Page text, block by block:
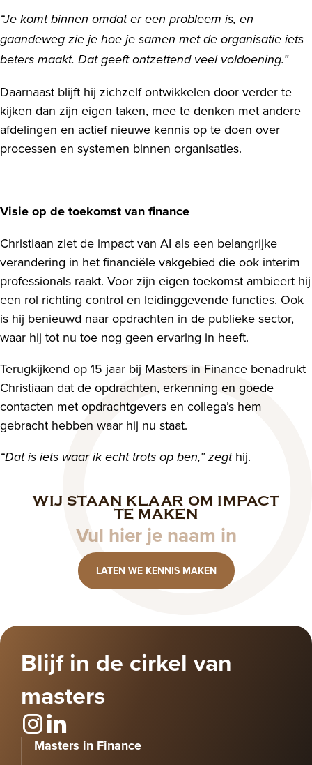
“Je komt binnen omdat er een probleem is, en
gaandeweg zie je hoe je samen met de organisatie iets
beters maakt. Dat geeft ontzettend veel voldoening.”
Daarnaast blijft hij zichzelf ontwikkelen door verder te
kijken dan zijn eigen taken, mee te denken met andere
afdelingen en actief nieuwe kennis op te doen over
processen en systemen binnen organisaties.
Visie op de toekomst van finance
Christiaan ziet de impact van AI als een belangrijke
verandering in het financiële vakgebied die ook interim
professionals raakt. Voor zijn eigen toekomst ambieert hij
een rol richting control en leidinggevende functies. Ook
is hij benieuwd naar opdrachten in de publieke sector,
waar hij tot nu toe nog geen ervaring in heeft.
Terugkijkend op 15 jaar bij Masters in Finance benadrukt
Christiaan dat de opdrachten, erkenning en goede
contacten met opdrachtgevers en collega’s hem
gebracht hebben waar hij nu staat.
“Dat is iets waar ik echt trots op ben,” zegt hij.
WIJ STAAN KLAAR OM IMPACT
TE MAKEN
Naam
LATEN WE KENNIS MAKEN
Blijf in de cirkel van
masters
Masters in Finance